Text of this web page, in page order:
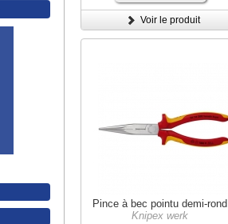
Voir le produit
Pince à bec pointu demi-rond
Knipex werk